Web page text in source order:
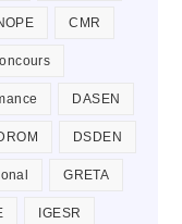
CMR
DASEN
DSDEN
GRETA
IGESR